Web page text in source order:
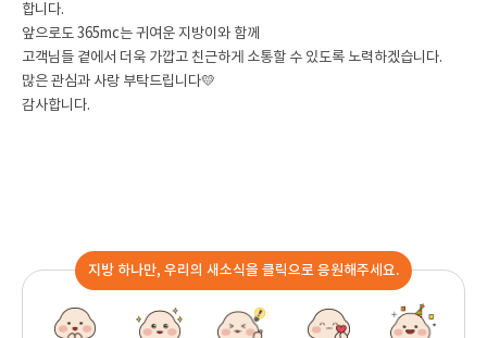
합니다.
앞으로도 365mc는 귀여운 지방이와 함께
고객님들 곁에서 더욱 가깝고 친근하게 소통할 수 있도록 노력하겠습니다.
많은 관심과 사랑 부탁드립니다💛
감사합니다.
지방 하나만, 우리의 새소식을 클릭으로 응원해주세요.